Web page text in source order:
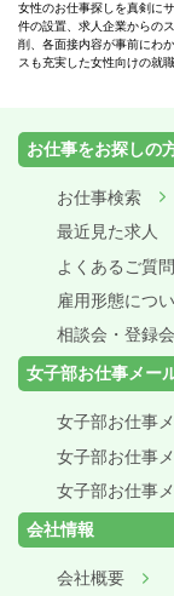
女性のお仕事探しを真剣に
件の設置、求人企業からの
削、各面接内容が事前にわ
スも充実した女性向けの就
お仕事をお探しの
お仕事検索
最近見た求人
よくあるご質問
雇用形態につ
相談会・登録会
女子部お仕事メー
女子部お仕事
女子部お仕事
女子部お仕事
会社情報
会社概要